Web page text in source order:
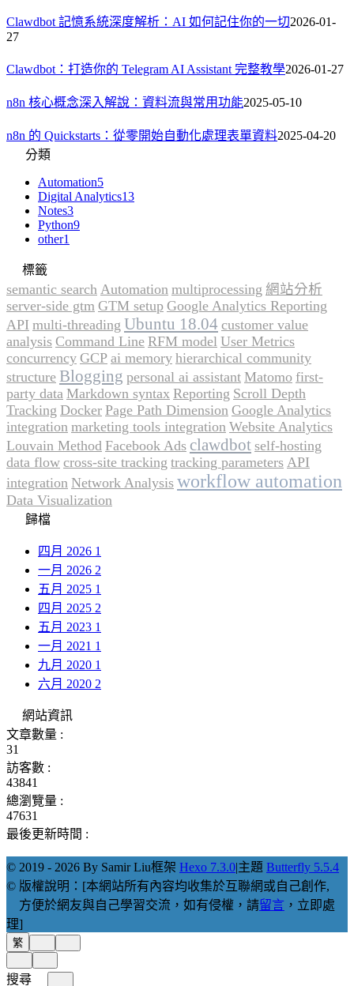
Clawdbot 記憶系統深度解析：AI 如何記住你的一切2026-01-
27
Clawdbot：打造你的 Telegram AI Assistant 完整教學2026-01-27
n8n 核心概念深入解說：資料流與常用功能2025-05-10
n8n 的 Quickstarts：從零開始自動化處理表單資料2025-04-20
分類
Automation5
Digital Analytics13
Notes3
Python9
other1
標籤
semantic search Automation multiprocessing 網站分析
server-side gtm GTM setup Google Analytics Reporting
API multi-threading Ubuntu 18.04 customer value
analysis Command Line RFM model User Metrics
concurrency GCP ai memory hierarchical community
structure Blogging personal ai assistant Matomo first-
party data Markdown syntax Reporting Scroll Depth
Tracking Docker Page Path Dimension Google Analytics
integration marketing tools integration Website Analytics
Louvain Method Facebook Ads clawdbot self-hosting
data flow cross-site tracking tracking parameters API
integration Network Analysis workflow automation
Data Visualization
歸檔
四月 2026 1
一月 2026 2
五月 2025 1
四月 2025 2
五月 2023 1
一月 2021 1
九月 2020 1
六月 2020 2
網站資訊
文章數量 :
31
訪客數 :
43841
總瀏覽量 :
47631
最後更新時間 :
© 2019 - 2026 By Samir Liu框架 Hexo 7.3.0|主題 Butterfly 5.5.4
© 版權說明：[本網站所有內容均收集於互聯網或自己創作,
方便於網友與自己學習交流，如有侵權，請留言 ，立即處
理]
繁
搜尋